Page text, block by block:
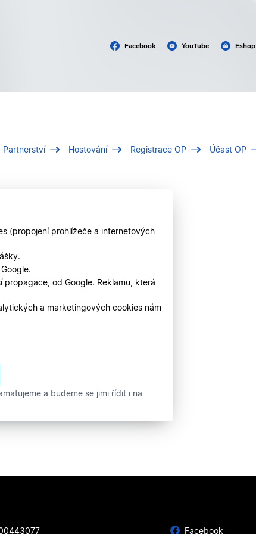
Facebook YouTube Eshop
Partnerství Hostování Registrace OP Účast OP
Facebook
(propojení prohlížeče a internetových
od Google. Reklamu, která
a marketingových cookies nám
a budeme se jimi řídit i na